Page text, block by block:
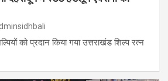
को प्रदान किया गया उत्तराखंड शिल्प रत्न